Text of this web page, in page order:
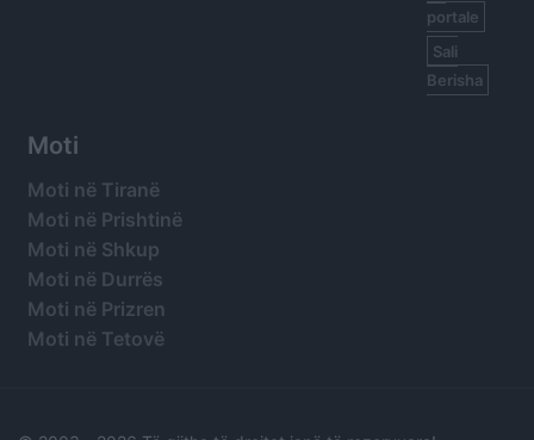
portale
Sali
Berisha
Moti
Moti në Tiranë
Moti në Prishtinë
Moti në Shkup
Moti në Durrës
Moti në Prizren
Moti në Tetovë